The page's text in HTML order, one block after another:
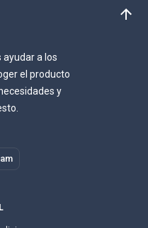
ayudar a los
el producto
y